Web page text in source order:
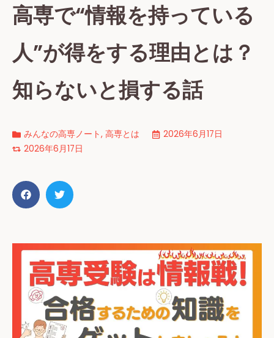
高専で“情報を持っている
人”が得をする理由とは？
知らないと損する話
みんなの高専ノート, 高専とは
2026年6月17日
2026年6月17日